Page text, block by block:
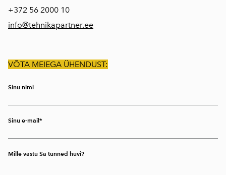
+372 56 2000 10
info@tehnikapartner.ee
VÕTA MEIEGA ÜHENDUST:
Sinu nimi
Sinu e-mail
Mille vastu Sa tunned huvi?